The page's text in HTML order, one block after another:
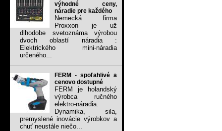
výhodné ceny,
náradie pre každého
Nemecká firma
Proxxon je už
dlhodobe svetoznáma výrobou
dvoch oblastí náradia :
Elektrického mini-náradia
určeného...
FERM - spoľahlivé a
cenovo dostupné
FERM je holandský
výrobca ručného
elektro-náradia.
Dynamika, sila,
premyslené inovácie výrobkov a
chuť neustále niečo...